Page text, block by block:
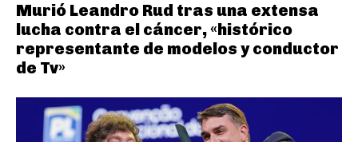
Murió Leandro Rud tras una extensa
lucha contra el cáncer, «histórico
representante de modelos y conductor
de Tv»